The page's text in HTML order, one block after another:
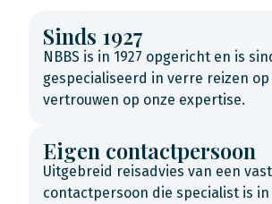
Sinds 1927
NBBS is in 1927 opgericht en is
gespecialiseerd in verre reizen
vertrouwen op onze expertise.
Eigen contactpersoon
Uitgebreid reisadvies van een
contactpersoon die specialist is in